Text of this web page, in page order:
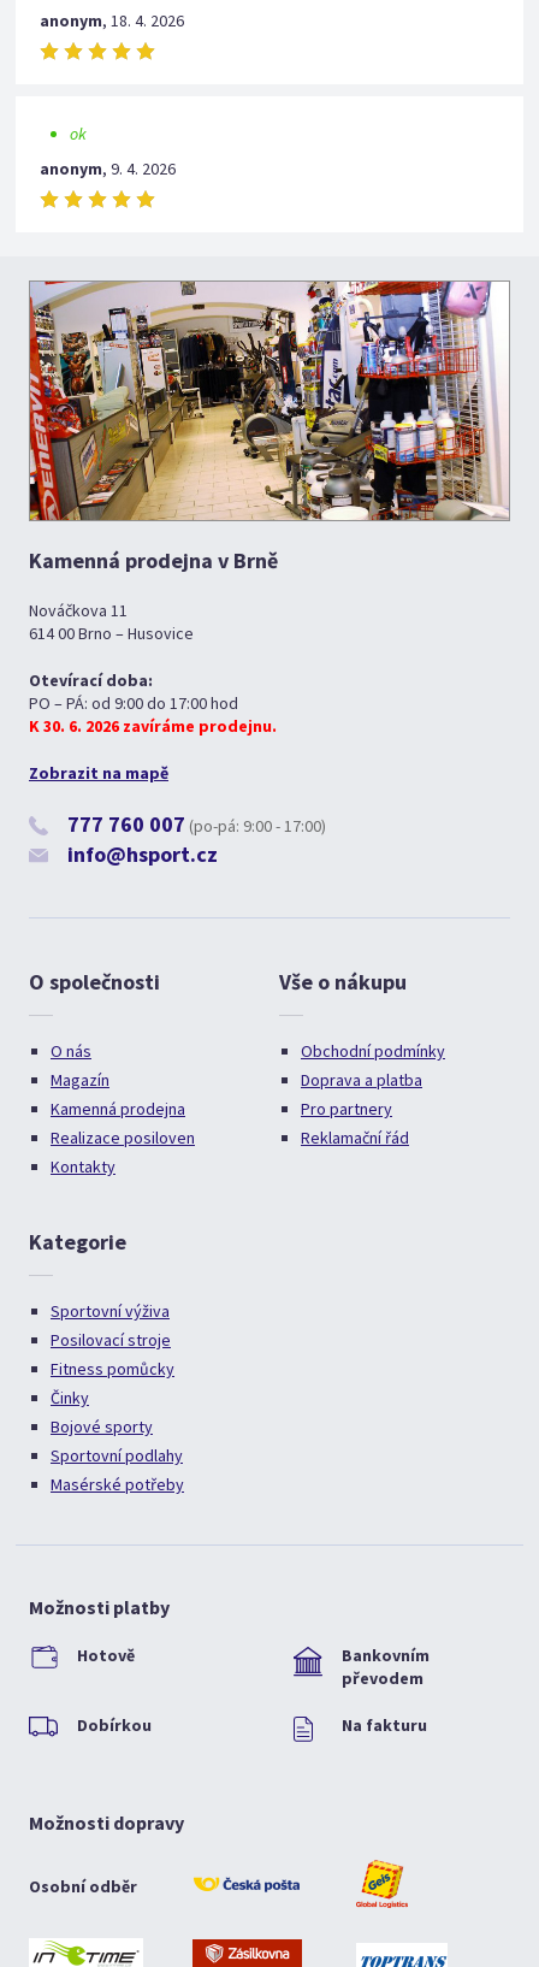
anonym,18. 4. 2026
ok
anonym,9. 4. 2026
Kamenná prodejna v Brně
Nováčkova 11
614 00 Brno – Husovice
Otevírací doba:
PO – PÁ: od 9:00 do 17:00 hod
K 30. 6. 2026 zavíráme prodejnu.
Zobrazit na mapě
777 760 007 (po-pá: 9:00 - 17:00)
info@hsport.cz
O společnosti
O nás
Magazín
Kamenná prodejna
Realizace posiloven
Kontakty
Vše o nákupu
Obchodní podmínky
Doprava a platba
Pro partnery
Reklamační řád
Kategorie
Sportovní výživa
Posilovací stroje
Fitness pomůcky
Činky
Bojové sporty
Sportovní podlahy
Masérské potřeby
Možnosti platby
Hotově
Bankovním
převodem
Dobírkou Na fakturu
Možnosti dopravy
Osobní odběr